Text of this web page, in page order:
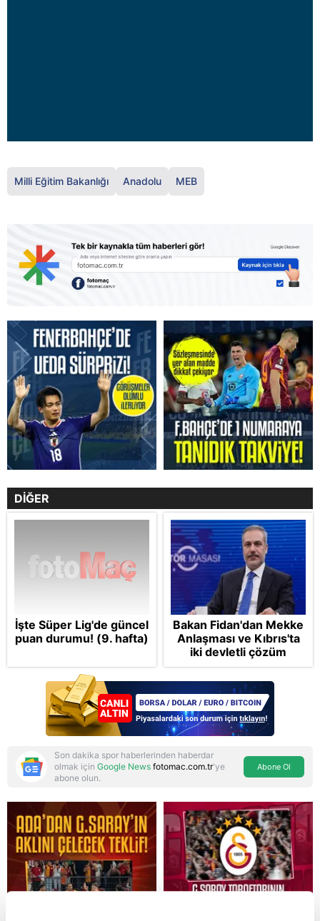
Reddet
Milli Eğitim Bakanlığı Anadolu MEB
DİĞER
İşte Süper Lig'de güncel
puan durumu! (9. hafta)
Bakan Fidan'dan Mekke
Anlaşması ve Kıbrıs'ta
iki devletli çözüm
mesajı: Bize
saldırmayan hiçbir ülke
hedefimizde değil
Son dakika spor haberlerinden haberdar
olmak için Google News fotomac.com.tr'ye
abone olun.
Abone Ol